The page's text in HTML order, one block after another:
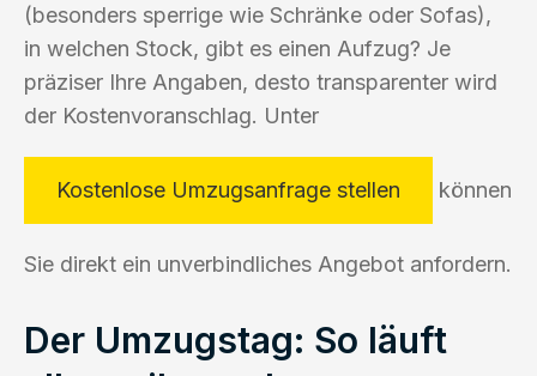
(besonders sperrige wie Schränke oder Sofas),
in welchen Stock, gibt es einen Aufzug? Je
präziser Ihre Angaben, desto transparenter wird
der Kostenvoranschlag. Unter
Kostenlose Umzugsanfrage stellen können
Sie direkt ein unverbindliches Angebot anfordern.
Der Umzugstag: So läuft